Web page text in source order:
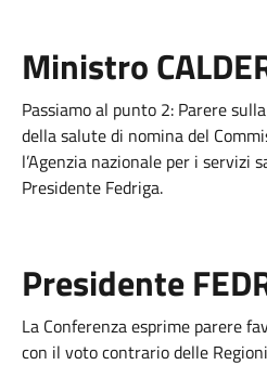
Ministro
Passiamo al punto 2: Parere
della salute di nomina del
l’Agenzia nazionale per i servizi
Presidente Fedriga.
Presidente
La Conferenza esprime parere
con il voto contrario delle